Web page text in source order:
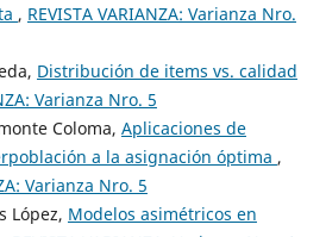
, REVISTA VARIANZA: Varianza Nro.
Distribución de items vs. calidad
Varianza Nro. 5
Coloma, Aplicaciones de
a la asignación óptima ,
Varianza Nro. 5
López, Modelos asimétricos en